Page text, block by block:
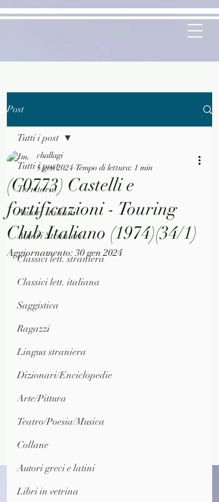
Post
Tutti i post
Territorio
Autori Italiani
Autori Stranieri
Classici lett. straniera
Classici lett. italiana
Saggistica
Ragazzi
Lingua straniera
Dizionari/Enciclopedie
Arte/Pittura
Teatro/Poesia/Musica
Collane
Autori greci e latini
Libri in vetrina
Tutti i post
(C0773) Castelli e
fortificazioni - Touring
Club Italiano (1974)(34/1)
challagi
5 gen 2024 Tempo di lettura: 1 min
Aggiornamento:30 gen 2024